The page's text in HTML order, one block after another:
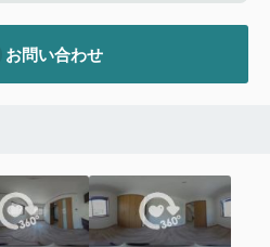
お問い合わせ